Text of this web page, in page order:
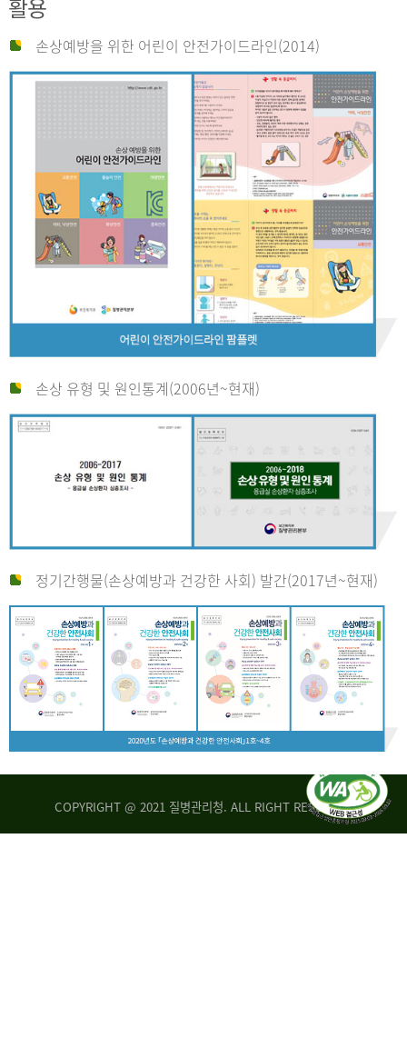
활용
손상예방을 위한 어린이 안전가이드라인(2014)
손상 유형 및 원인통계(2006년~현재)
정기간행물(손상예방과 건강한 사회) 발간(2017년~현재)
COPYRIGHT @ 2021 질병관리청. ALL RIGHT RESERVED